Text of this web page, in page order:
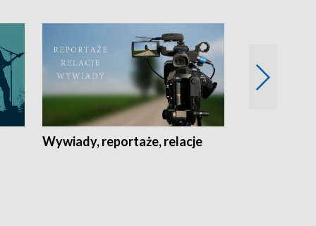
Wywiady, reportaże, relacje